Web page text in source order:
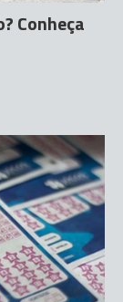
Conheça